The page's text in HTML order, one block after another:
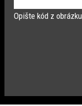
Opište kód z obrázku